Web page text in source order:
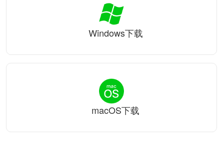
Windows下载
macOS下载